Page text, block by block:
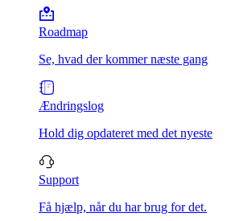
Roadmap
Se, hvad der kommer næste gang
Ændringslog
Hold dig opdateret med det nyeste
Support
Få hjælp, når du har brug for det.